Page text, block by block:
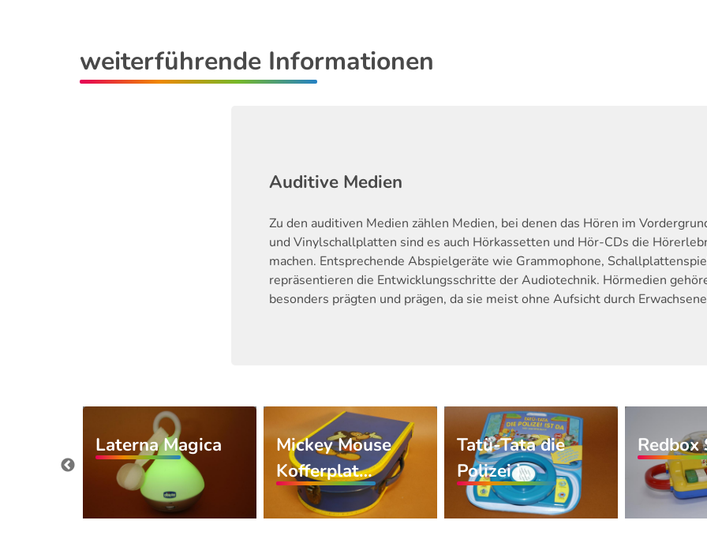
weiterführende Informationen
Auditive Medien
Zu den auditiven Medien zählen Medien, bei denen das Hören im
und Vinylschallplatten sind es auch Hörkassetten und Hör-CDs die
machen. Entsprechende Abspielgeräte wie Grammophone,
repräsentieren die Entwicklungsschritte der Audiotechnik. Hörmedien
besonders prägten und prägen, da sie meist ohne Aufsicht durch
Laterna Magica
Mickey Mouse
Kofferplat…
Tatü-Tata die
Polizei i…
Redbox